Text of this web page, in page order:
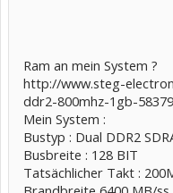
Ram an mein System ?
http://www.steg-
ddr2-800mhz-1gb-
Mein System :
Bustyp : Dual DDR2
Busbreite : 128 BIT
Tatsächlicher Takt :